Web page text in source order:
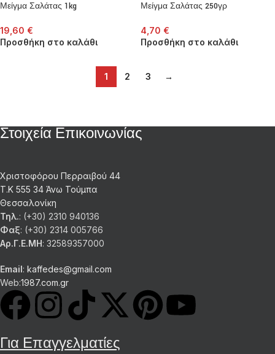
Μείγμα Σαλάτας 1kg
19,60 €
Προσθήκη στο καλάθι
Μείγμα Σαλάτας 250γρ
4,70 €
Προσθήκη στο καλάθι
1 2 3 →
Στοιχεία Επικοινωνίας
Χριστοφόρου Περραιβού 44
Τ.Κ 555 34 Άνω Τούμπα
Θεσσαλονίκη
Τηλ.: (+30) 2310 940136
Φαξ: (+30) 2314 005766
Αρ.Γ.Ε.ΜΗ: 32589357000
Email: kaffedes@gmail.com
Web:1987.com.gr
Για Επαγγελματίες